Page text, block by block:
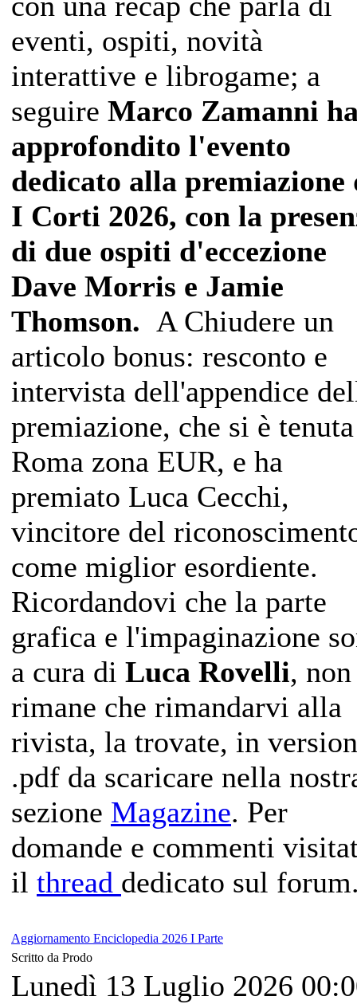
eventi, ospiti, novità
interattive e librogame; a
seguire Marco Zamanni
approfondito l'evento
dedicato alla premiazione
I Corti 2026, con la
di due ospiti d'eccezione
Dave Morris e Jamie
Thomson. A Chiudere un
articolo bonus: resconto e
intervista dell'appendice
premiazione, che si è
Roma zona EUR, e ha
premiato Luca Cecchi,
vincitore del
come miglior esordiente.
Ricordandovi che la parte
grafica e l'impaginazione
a cura di Luca Rovelli,
rimane che rimandarvi alla
rivista, la trovate, in
.pdf da scaricare nella
sezione Magazine. Per
domande e commenti
il thread dedicato sul
Aggiornamento Enciclopedia 2026 I Parte
Scritto da Prodo
Lunedì 13 Luglio 2026